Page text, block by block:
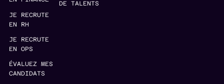
JE RECRUTE
EN RH
JE RECRUTE
EN OPS
ÉVALUEZ MES
CANDIDATS
DE TALENTS